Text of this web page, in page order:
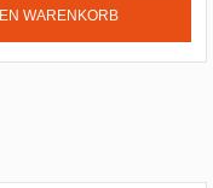
WARENKORB